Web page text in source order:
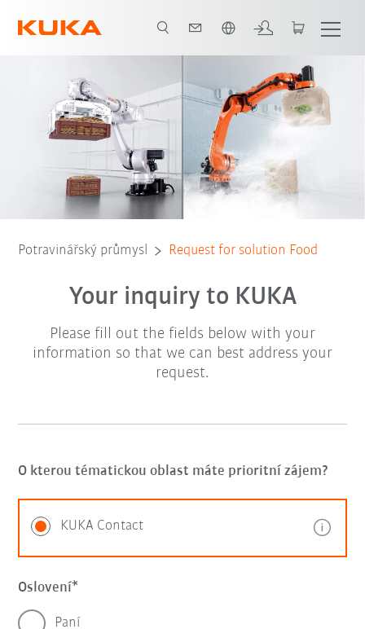
Potravinářský průmysl Request for solution Food
Your inquiry to KUKA
Please fill out the fields below with your
information so that we can best address your
request.
O kterou tématickou oblast máte prioritní zájem?
KUKA Contact
Oslovení
Paní